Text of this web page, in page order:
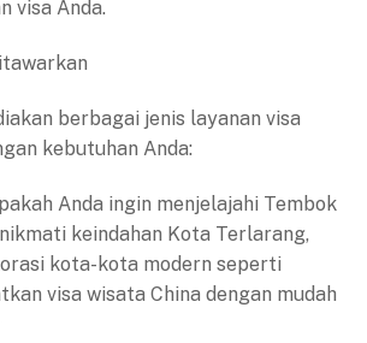
visa Anda.
berbagai jenis layanan visa
kebutuhan Anda:
Anda ingin menjelajahi Tembok
keindahan Kota Terlarang,
kota-kota modern seperti
visa wisata China dengan mudah